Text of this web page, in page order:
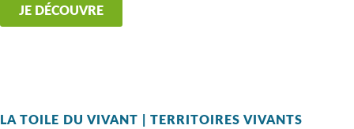
JE DÉCOUVRE
LA TOILE DU VIVANT | TERRITOIRES VIVANTS